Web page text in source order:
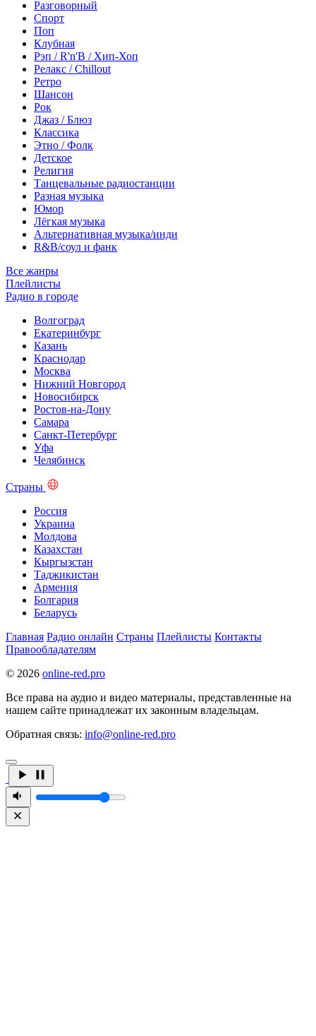
Разговорный
Спорт
Поп
Клубная
Рэп / R'n'B / Хип-Хоп
Релакс / Chillout
Ретро
Шансон
Рок
Джаз / Блюз
Классика
Этно / Фолк
Детское
Религия
Танцевальные радиостанции
Разная музыка
Юмор
Лёгкая музыка
Альтернативная музыка/инди
R&B/cоул и фанк
Все жанры
Плейлисты
Радио в городе
Волгоград
Екатеринбург
Казань
Краснодар
Москва
Нижний Новгород
Новосибирск
Ростов-на-Дону
Самара
Санкт-Петербург
Уфа
Челябинск
Страны
Россия
Украина
Молдова
Казахстан
Кыргызстан
Таджикистан
Армения
Болгария
Беларусь
Главная Радио онлайн Страны Плейлисты Контакты
Правообладателям
© 2026 online-red.pro
Все права на аудио и видео материалы, представленные на
нашем сайте принадлежат их законным владельцам.
Обратная связь: info@online-red.pro